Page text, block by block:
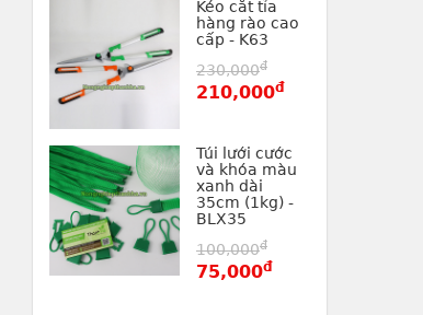
Kéo cắt tỉa
hàng rào cao
cấp - K63
230,000đ
210,000đ
Túi lưới cước
và khóa màu
xanh dài
35cm (1kg) -
BLX35
100,000đ
75,000đ